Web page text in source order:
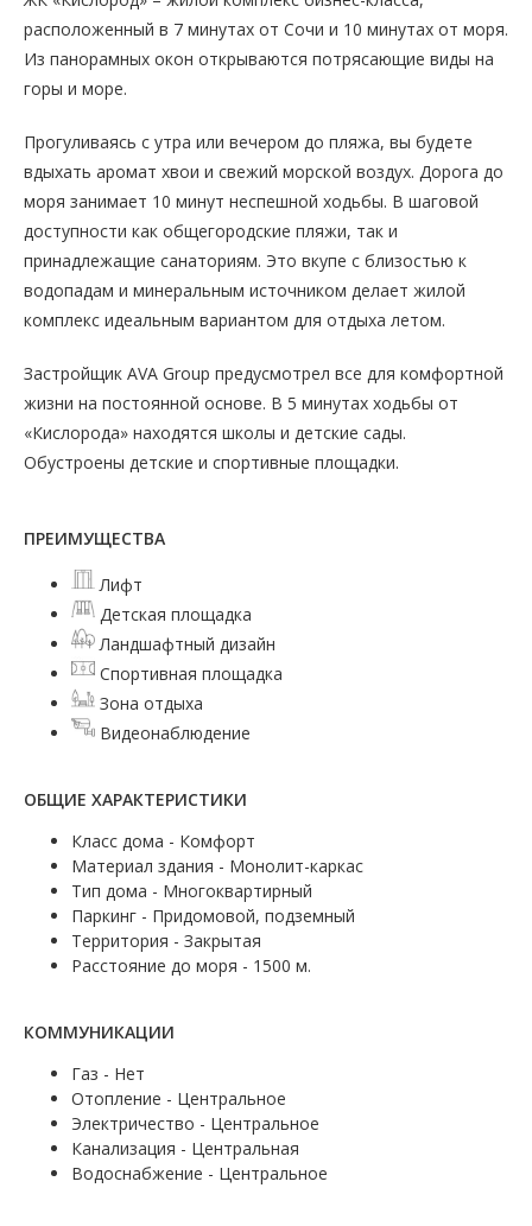
расположенный в 7 минутах от Сочи и 10 минутах от моря.
Из панорамных окон открываются потрясающие виды на
горы и море.
Прогуливаясь с утра или вечером до пляжа, вы будете
вдыхать аромат хвои и свежий морской воздух. Дорога до
моря занимает 10 минут неспешной ходьбы. В шаговой
доступности как общегородские пляжи, так и
принадлежащие санаториям. Это вкупе с близостью к
водопадам и минеральным источником делает жилой
комплекс идеальным вариантом для отдыха летом.
Застройщик AVA Group предусмотрел все для комфортной
жизни на постоянной основе. В 5 минутах ходьбы от
«Кислорода» находятся школы и детские сады.
Обустроены детские и спортивные площадки.
ПРЕИМУЩЕСТВА
Лифт
Детская площадка
Ландшафтный дизайн
Спортивная площадка
Зона отдыха
Видеонаблюдение
ОБЩИЕ ХАРАКТЕРИСТИКИ
Класс дома - Комфорт
Материал здания - Монолит-каркас
Тип дома - Многоквартирный
Паркинг - Придомовой, подземный
Территория - Закрытая
Расстояние до моря - 1500 м.
КОММУНИКАЦИИ
Газ - Нет
Отопление - Центральное
Электричество - Центральное
Канализация - Центральная
Водоснабжение - Центральное